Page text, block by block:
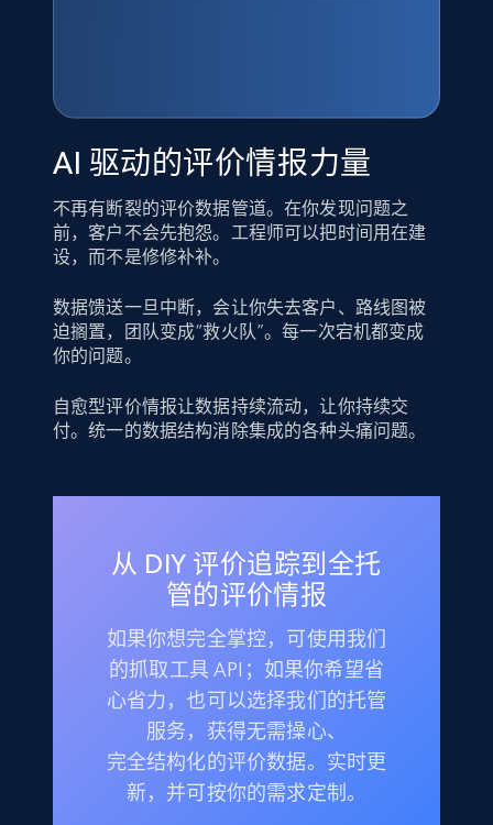
AI 驱动的评价情报力量
不再有断裂的评价数据管道。在你发现问题之
前，客户不会先抱怨。工程师可以把时间用在建
设，而不是修修补补。
数据馈送一旦中断，会让你失去客户、路线图被
迫搁置，团队变成“救火队”。每一次宕机都变成
你的问题。
自愈型评价情报让数据持续流动，让你持续交
付。统一的数据结构消除集成的各种头痛问题。
从 DIY 评价追踪到全托
管的评价情报
如果你想完全掌控，可使用我们
的抓取工具 API；如果你希望省
心省力，也可以选择我们的托管
服务，获得无需操心、
完全结构化的评价数据。实时更
新，并可按你的需求定制。